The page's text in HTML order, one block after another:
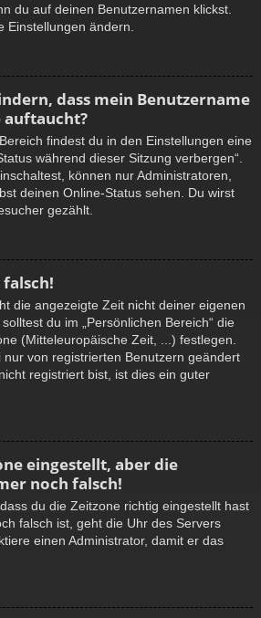
du auf deinen Benutzernamen klickst.
Einstellungen ändern.
dass mein Benutzername
auftaucht?
findest du in den Einstellungen eine
während dieser Sitzung verbergen“.
können nur Administratoren,
deinen Online-Status sehen. Du wirst
gezählt.
die angezeigte Zeit nicht deiner eigenen
du im „Persönlichen Bereich“ die
(Mitteleuropäische Zeit, ...) festlegen.
nur von registrierten Benutzern geändert
registriert bist, ist dies ein guter
eingestellt, aber die
noch falsch!
du die Zeitzone richtig eingestellt hast
falsch ist, geht die Uhr des Servers
einen Administrator, damit er das